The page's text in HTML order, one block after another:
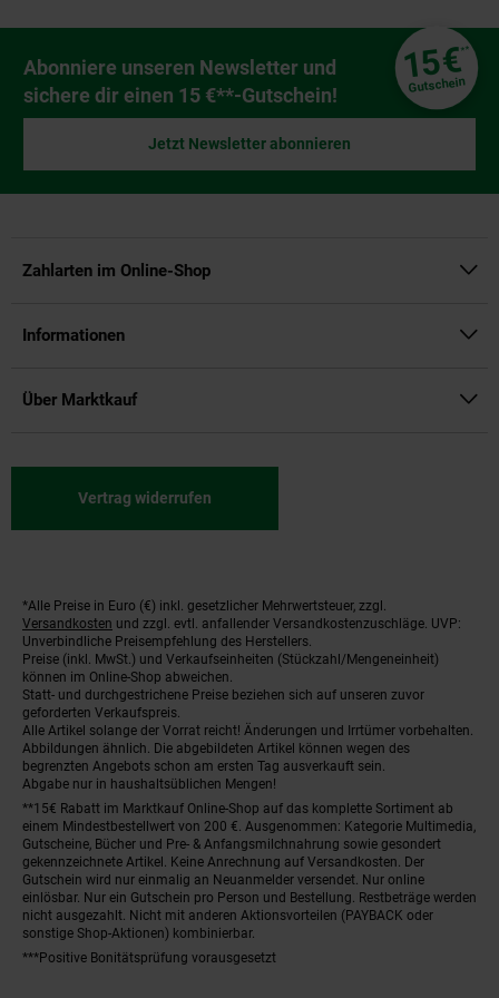
Newsletter Anmeldung
Abonniere unseren Newsletter und
sichere dir einen 15 €**-Gutschein!
15€**
Gutschein
Jetzt Newsletter abonnieren
Zahlarten im Online-Shop
Informationen
Über Marktkauf
Vertrag widerrufen
Fußnoten
*Alle Preise in Euro (€) inkl. gesetzlicher Mehrwertsteuer, zzgl.
Versandkosten und zzgl. evtl. anfallender Versandkostenzuschläge. UVP:
Unverbindliche Preisempfehlung des Herstellers.
Preise (inkl. MwSt.) und Verkaufseinheiten (Stückzahl/Mengeneinheit)
können im Online-Shop abweichen.
Statt- und durchgestrichene Preise beziehen sich auf unseren zuvor
geforderten Verkaufspreis.
Alle Artikel solange der Vorrat reicht! Änderungen und Irrtümer vorbehalten.
Abbildungen ähnlich. Die abgebildeten Artikel können wegen des
begrenzten Angebots schon am ersten Tag ausverkauft sein.
Abgabe nur in haushaltsüblichen Mengen!
**15€ Rabatt im Marktkauf Online-Shop auf das komplette Sortiment ab
einem Mindestbestellwert von 200 €. Ausgenommen: Kategorie Multimedia,
Gutscheine, Bücher und Pre- & Anfangsmilchnahrung sowie gesondert
gekennzeichnete Artikel. Keine Anrechnung auf Versandkosten. Der
Gutschein wird nur einmalig an Neuanmelder versendet. Nur online
einlösbar. Nur ein Gutschein pro Person und Bestellung. Restbeträge werden
nicht ausgezahlt. Nicht mit anderen Aktionsvorteilen (PAYBACK oder
sonstige Shop-Aktionen) kombinierbar.
***Positive Bonitätsprüfung vorausgesetzt